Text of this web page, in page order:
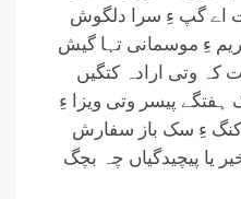
اے گپ ءِ سرا دلگوش
ءِ موسمانی تہا گیش
وتی ارادہ کتگیں
پیسر وتی ویزا ءِ
ءِ سک باز سفارش
یا پیچیدگیاں چہ بچگ